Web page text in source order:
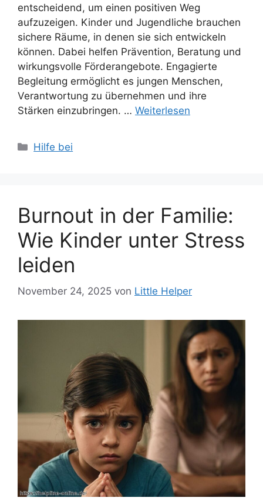
entscheidend, um einen positiven Weg
aufzuzeigen. Kinder und Jugendliche brauchen
sichere Räume, in denen sie sich entwickeln
können. Dabei helfen Prävention, Beratung und
wirkungsvolle Förderangebote. Engagierte
Begleitung ermöglicht es jungen Menschen,
Verantwortung zu übernehmen und ihre
Stärken einzubringen. … Weiterlesen
Kategorien
Hilfe bei
Burnout in der Familie:
Wie Kinder unter Stress
leiden
November 24, 2025 von Little Helper